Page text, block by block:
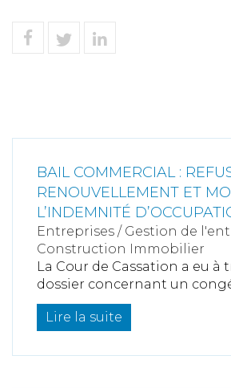
BAIL COMMERCIAL :
RENOUVELLEMENT ET
L’INDEMNITÉ
Entreprises / Gestion de
Construction Immobilier
La Cour de Cassation a eu à
dossier concernant un
Lire la suite